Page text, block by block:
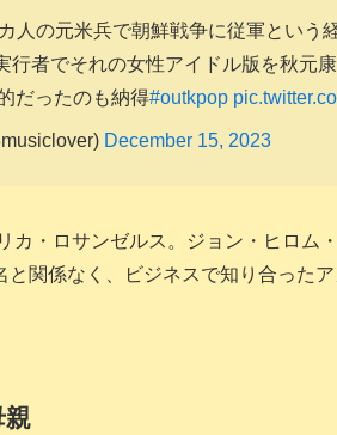
人の元米兵で朝鮮戦争に従軍という
行者でそれの女性アイドル版を秋元
だったのも納得#outkpop
December 15, 2023
・ロサンゼルス。ジョン・ヒロム
関係なく、ビジネスで知り合った
親